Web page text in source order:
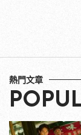
熱門文章